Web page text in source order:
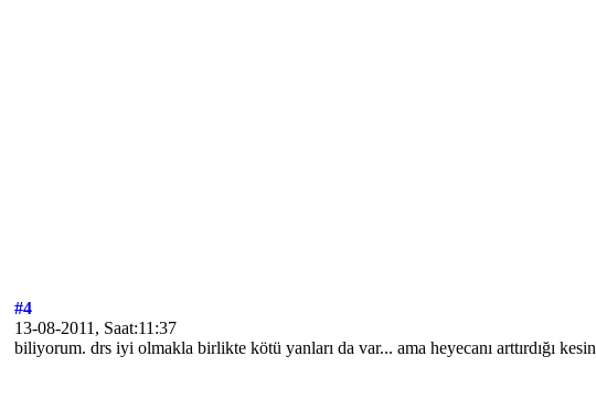
#4
13-08-2011, Saat:11:37
biliyorum. drs iyi olmakla birlikte kötü yanları da var... ama heyecanı arttırdığı kesin